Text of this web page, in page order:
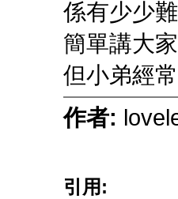
係有少少
簡單講大
但小弟經
作者:
引用: